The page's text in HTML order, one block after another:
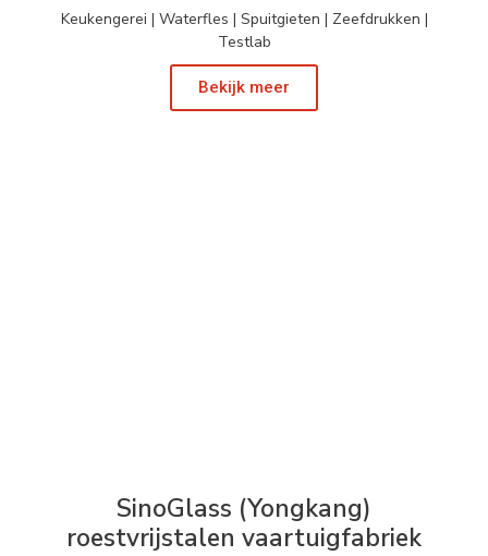
Keukengerei | Waterfles | Spuitgieten | Zeefdrukken |
Testlab
Bekijk meer
SinoGlass (Yongkang)
roestvrijstalen vaartuigfabriek